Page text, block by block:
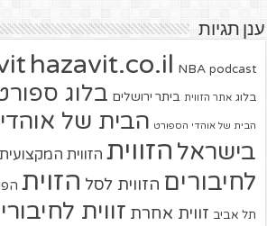
ענן תגיות
hazavit.co.il NBA podcast
בלוג אתר הזווית ביתר ירושלים בלוג
הבית של אוהדי הספורט הבית של
בישראל הזווית הזווית המקצועית
לחיבורים הזווית לסל הזוית
תל אביב זווית אחרת זווית